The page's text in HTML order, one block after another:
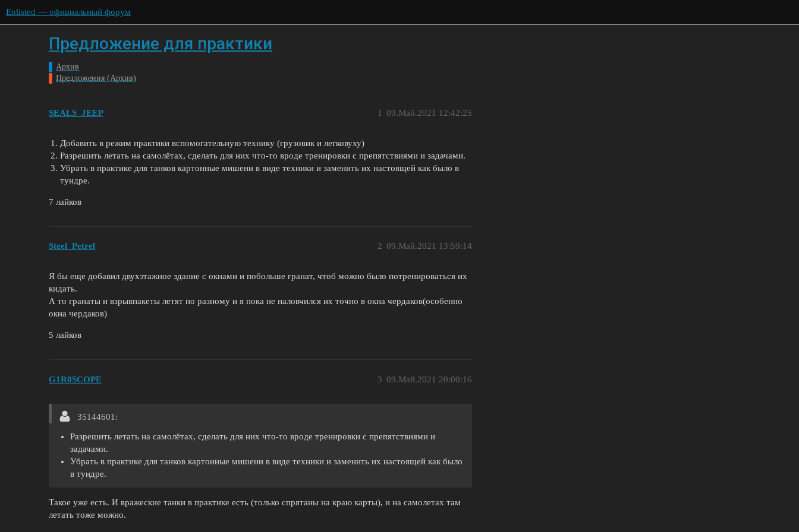
Enlisted — официальный форум
Предложение для практики
Архив
Предложения (Архив)
SEALS_JEEP 09.Май.2021 12:42:25
1
Добавить в режим практики вспомогательную технику (грузовик и легковуху)
Разрешить летать на самолётах, сделать для них что-то вроде тренировки с препятствиями и задачами.
Убрать в практике для танков картонные мишени в виде техники и заменить их настоящей как было в
тундре.
7 лайков
Steel_Petrel 09.Май.2021 13:59:14
2
Я бы еще добавил двухэтажное здание с окнами и побольше гранат, чтоб можно было потренироваться их
кидать.
А то гранаты и взрывпакеты летят по разному и я пока не наловчился их точно в окна чердаков(особенно
окна чердаков)
5 лайков
G1R0SCOPE 09.Май.2021 20:00:16
3
35144601:
Разрешить летать на самолётах, сделать для них что-то вроде тренировки с препятствиями и
задачами.
Убрать в практике для танков картонные мишени в виде техники и заменить их настоящей как было
в тундре.
Такое уже есть. И вражеские танки в практике есть (только спрятаны на краю карты), и на самолетах там
летать тоже можно.